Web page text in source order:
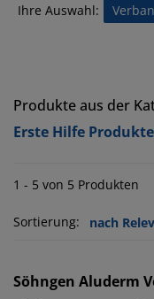
Ihre Auswahl:
Produkte aus der
Erste Hilfe
1 - 5 von 5 Produkten
Sortierung:
Söhngen Aluderm